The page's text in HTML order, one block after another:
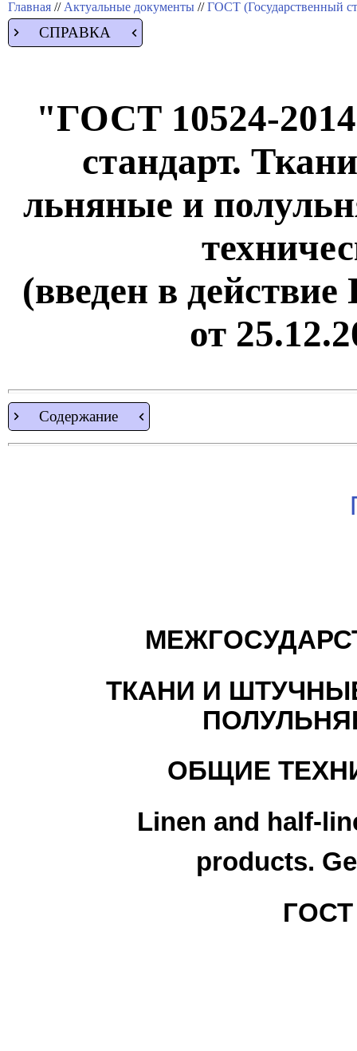
Главная // Актуальные документы //ГОСТ (Государственный
СПРАВКА
"ГОСТ 10524-
стандарт.
льняные и
(введен в
от
Содержание
ТКАНИ И
ОБЩИЕ
Linen and half-
products.
ГОСТ